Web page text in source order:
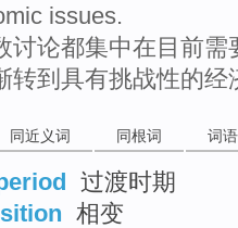
issues.
讨论都集中在目前
转到具有挑战性的经
同近义词 同根词 词
过渡时期
相变